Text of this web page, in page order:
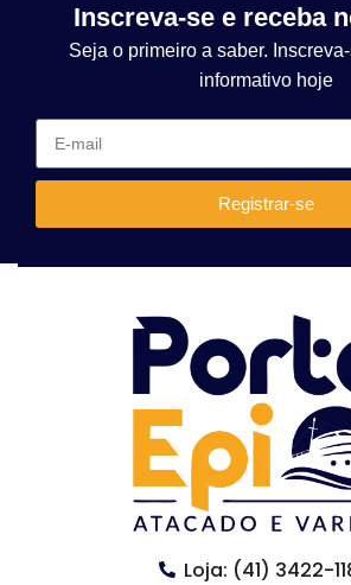
Inscreva-se e receba
Seja o primeiro a saber.
informativo hoje
Registrar-se
Loja: (41) 3422-